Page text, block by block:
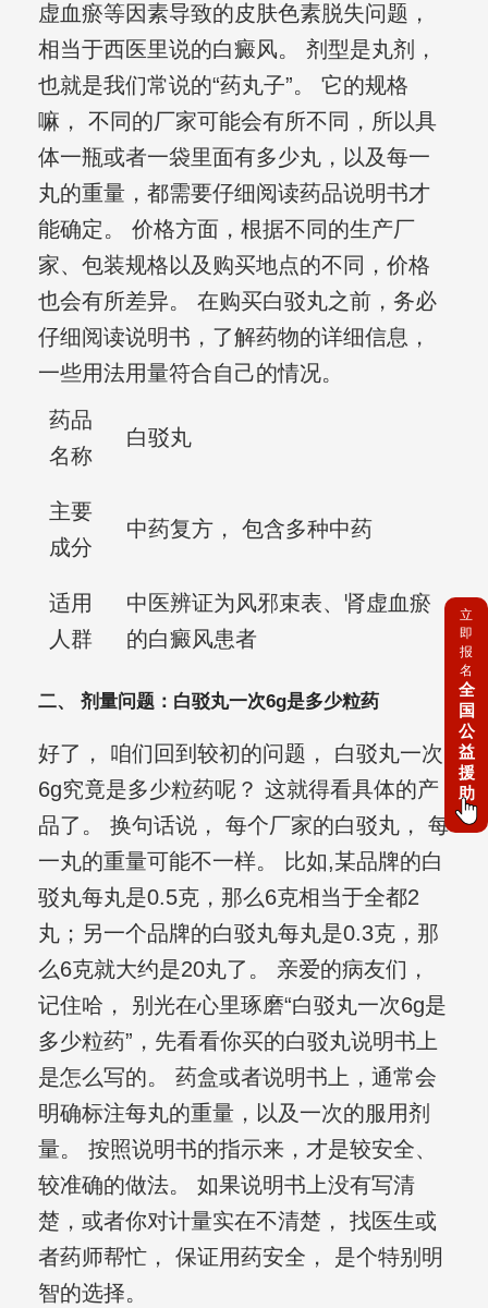
虚血瘀等因素导致的皮肤色素脱失问题，
相当于西医里说的白癜风。 剂型是丸剂，
也就是我们常说的“药丸子”。 它的规格
嘛， 不同的厂家可能会有所不同，所以具
体一瓶或者一袋里面有多少丸，以及每一
丸的重量，都需要仔细阅读药品说明书才
能确定。 价格方面，根据不同的生产厂
家、包装规格以及购买地点的不同，价格
也会有所差异。 在购买白驳丸之前，务必
仔细阅读说明书，了解药物的详细信息，
一些用法用量符合自己的情况。
药品
名称
白驳丸
主要
成分
中药复方， 包含多种中药
适用
人群
中医辨证为风邪束表、肾虚血瘀
的白癜风患者
二、 剂量问题：白驳丸一次6g是多少粒药
好了， 咱们回到较初的问题， 白驳丸一次
6g究竟是多少粒药呢？ 这就得看具体的产
品了。 换句话说， 每个厂家的白驳丸， 每
一丸的重量可能不一样。 比如,某品牌的白
驳丸每丸是0.5克，那么6克相当于全都2
丸；另一个品牌的白驳丸每丸是0.3克，那
么6克就大约是20丸了。 亲爱的病友们，
记住哈， 别光在心里琢磨“白驳丸一次6g是
多少粒药”，先看看你买的白驳丸说明书上
是怎么写的。 药盒或者说明书上，通常会
明确标注每丸的重量，以及一次的服用剂
量。 按照说明书的指示来，才是较安全、
较准确的做法。 如果说明书上没有写清
楚，或者你对计量实在不清楚， 找医生或
者药师帮忙， 保证用药安全， 是个特别明
智的选择。
立
即
报
名
全
国
公
益
援
助